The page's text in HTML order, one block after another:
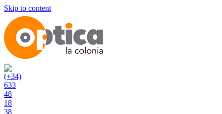
Skip to content